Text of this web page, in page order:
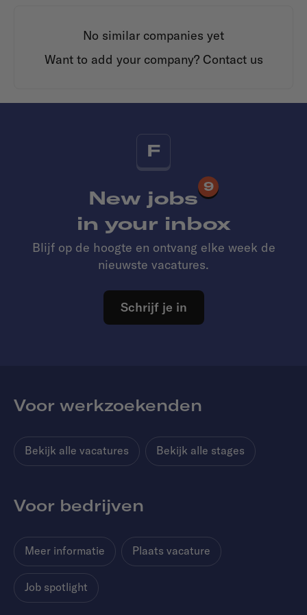
No similar companies yet
Want to add your company? Contact us
F
New jobs
9
in your inbox
Blijf op de hoogte en ontvang elke week de
nieuwste vacatures.
Schrijf je in
Voor werkzoekenden
Bekijk alle vacatures Bekijk alle stages
Voor bedrijven
Meer informatie Plaats vacature
Job spotlight